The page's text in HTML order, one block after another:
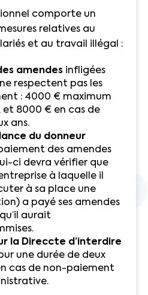
comporte un
relatives au
et au travail illégal :
amendes infligées
respectent pas les
: 4000 € maximum
8000 € en cas de
ans.
du donneur
des amendes
ci devra vérifier que
à laquelle il
à sa place une
a payé ses amendes
aurait
la Direccte d’interdire
une durée de deux
cas de non-paiement